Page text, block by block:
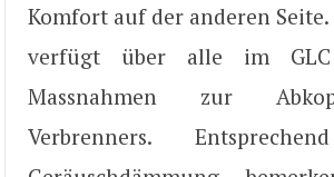
Komfort auf der anderen Seite.
verfügt über alle im GLC
Massnahmen zur
Verbrenners.